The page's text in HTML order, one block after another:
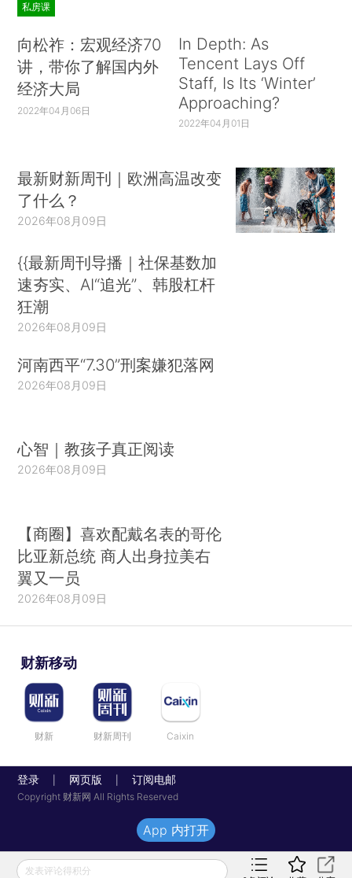
私房课
向松祚：宏观经济70
讲，带你了解国内外
经济大局
2022年04月06日
In Depth: As
Tencent Lays Off
Staff, Is Its ‘Winter’
Approaching?
2022年04月01日
最新财新周刊｜欧洲高温改变
了什么？
2026年08月09日
{{最新周刊导播｜社保基数加
速夯实、AI“追光”、韩股杠杆
狂潮
2026年08月09日
河南西平“7.30”刑案嫌犯落网
2026年08月09日
心智｜教孩子真正阅读
2026年08月09日
【商圈】喜欢配戴名表的哥伦
比亚新总统 商人出身拉美右
翼又一员
2026年08月09日
财新移动
财新 财新周刊 Caixin
登录 网页版 订阅电邮
Copyright 财新网 All Rights Reserved
发表评论得积分
App 内打开